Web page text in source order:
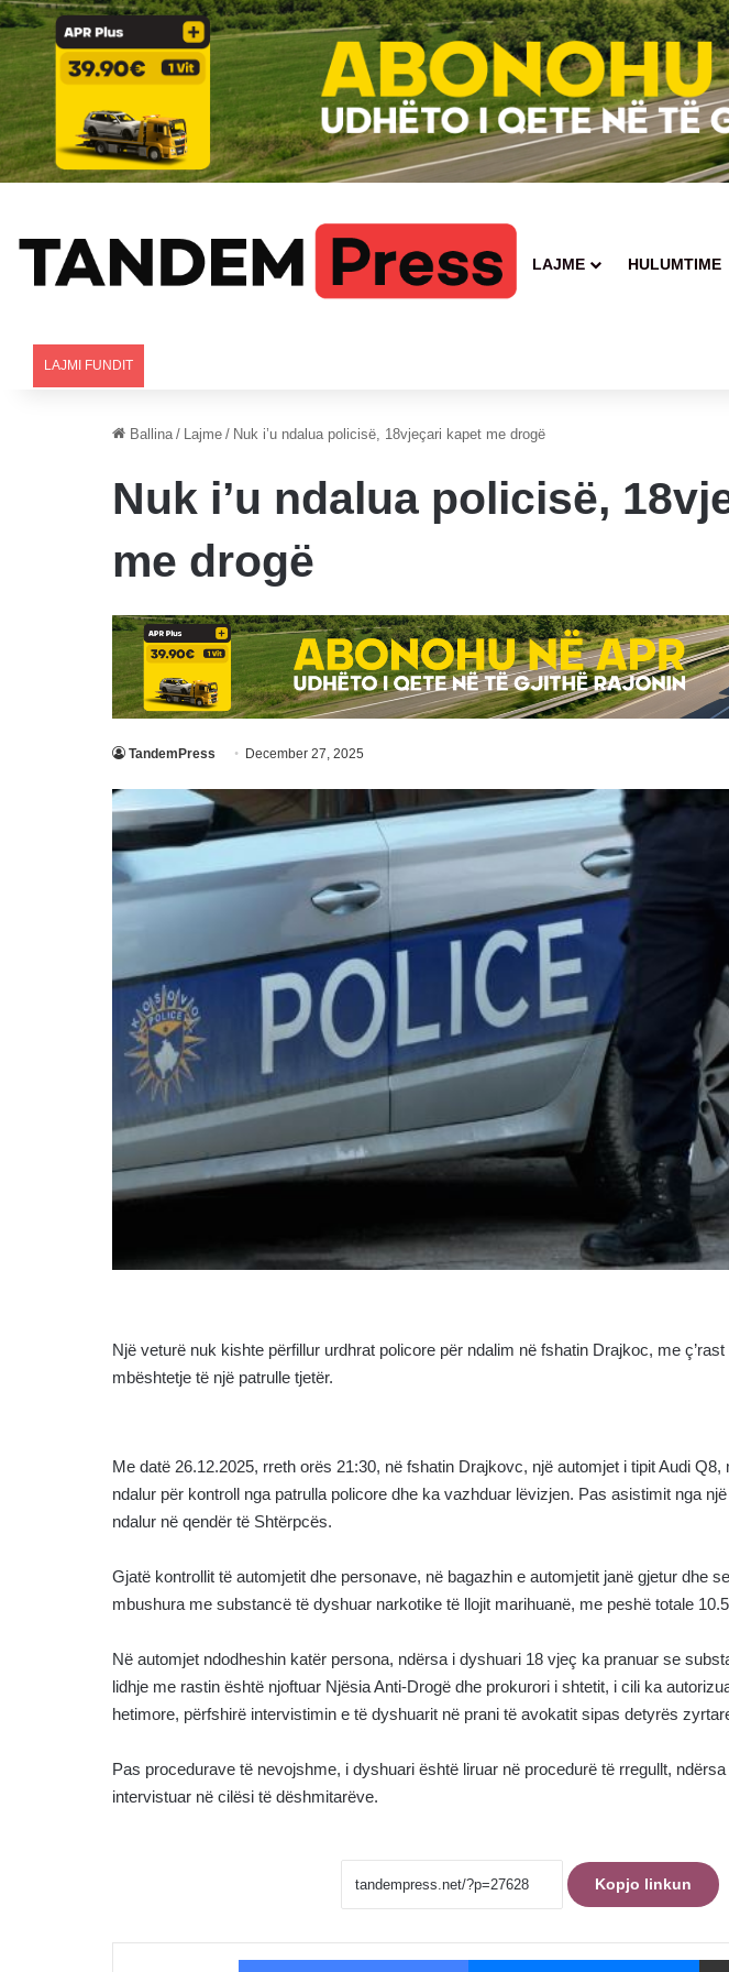
LAJME HULUMTIME
LAJMI FUNDIT
Ballina / Lajme / Nuk i’u ndalua policisë, 18vjeçari kapet me drogë
Nuk i’u ndalua policisë,
me drogë
TandemPress December 27, 2025
Një veturë nuk kishte përfillur urdhrat policore për ndalim në fshatin Drajkoc, me
mbështetje të një patrulle tjetër.
Me datë 26.12.2025, rreth orës 21:30, në fshatin Drajkovc, një automjet i tipit Audi
ndalur për kontroll nga patrulla policore dhe ka vazhduar lëvizjen. Pas asistimit nga
ndalur në qendër të Shtërpcës.
Gjatë kontrollit të automjetit dhe personave, në bagazhin e automjetit janë gjetur dhe
mbushura me substancë të dyshuar narkotike të llojit marihuanë, me peshë totale
Në automjet ndodheshin katër persona, ndërsa i dyshuari 18 vjeç ka pranuar se
lidhje me rastin është njoftuar Njësia Anti-Drogë dhe prokurori i shtetit, i cili ka
hetimore, përfshirë intervistimin e të dyshuarit në prani të avokatit sipas detyrës
Pas procedurave të nevojshme, i dyshuari është liruar në procedurë të rregullt,
intervistuar në cilësi të dëshmitarëve.
Kopjo linkun
Facebook